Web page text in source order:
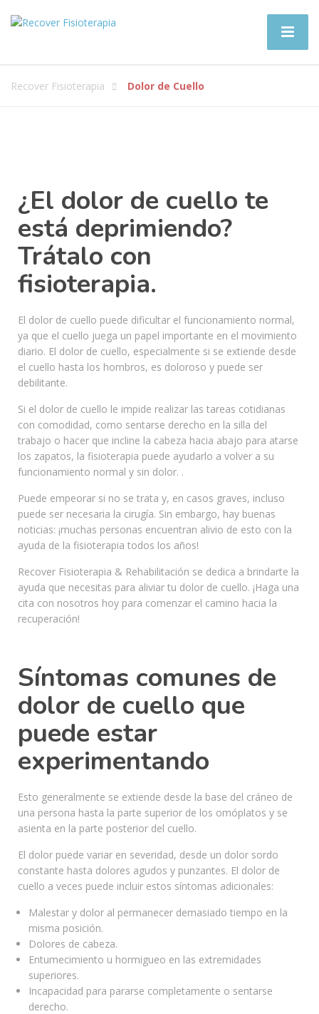
Recover Fisioterapia Dolor de Cuello
¿El dolor de cuello te
está deprimiendo?
Trátalo con
fisioterapia.
El dolor de cuello puede dificultar el funcionamiento normal,
ya que el cuello juega un papel importante en el movimiento
diario. El dolor de cuello, especialmente si se extiende desde
el cuello hasta los hombros, es doloroso y puede ser
debilitante.
Si el dolor de cuello le impide realizar las tareas cotidianas
con comodidad, como sentarse derecho en la silla del
trabajo o hacer que incline la cabeza hacia abajo para atarse
los zapatos, la fisioterapia puede ayudarlo a volver a su
funcionamiento normal y sin dolor. .
Puede empeorar si no se trata y, en casos graves, incluso
puede ser necesaria la cirugía. Sin embargo, hay buenas
noticias: ¡muchas personas encuentran alivio de esto con la
ayuda de la fisioterapia todos los años!
Recover Fisioterapia & Rehabilitación se dedica a brindarte la
ayuda que necesitas para aliviar tu dolor de cuello. ¡Haga una
cita con nosotros hoy para comenzar el camino hacia la
recuperación!
Síntomas comunes de
dolor de cuello que
puede estar
experimentando
Esto generalmente se extiende desde la base del cráneo de
una persona hasta la parte superior de los omóplatos y se
asienta en la parte posterior del cuello.
El dolor puede variar en severidad, desde un dolor sordo
constante hasta dolores agudos y punzantes. El dolor de
cuello a veces puede incluir estos síntomas adicionales:
Malestar y dolor al permanecer demasiado tiempo en la
misma posición.
Dolores de cabeza.
Entumecimiento u hormigueo en las extremidades
superiores.
Incapacidad para pararse completamente o sentarse
derecho.